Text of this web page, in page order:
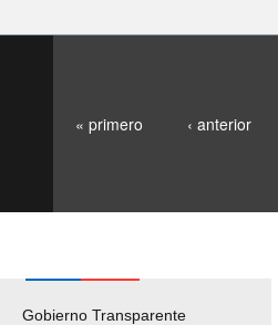
« primero ‹ anterior
Gobierno Transparente